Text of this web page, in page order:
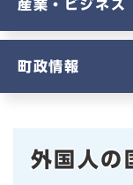
産業・ビジネス
町政情報
外国人の